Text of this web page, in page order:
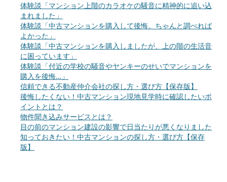
体験談「マンション上階のカラオケの騒音に精神的に追い込
まれました」
体験談「中古マンションを購入して後悔。ちゃんと調べれば
よかった」
体験談「中古マンションを購入しましたが、上の階の生活音
に困っています」
体験談「付近の学校の騒音やヤンキーのせいでマンションを
購入を後悔…」
信頼できる不動産仲介会社の探し方・選び方【保存版】
後悔したくない！中古マンション現地見学時に確認したいポ
イントとは？
物件聞き込みサービスとは？
目の前のマンション建設の影響で日当たりが悪くなりました
知っておきたい！中古マンションの探し方・選び方【保存
版】